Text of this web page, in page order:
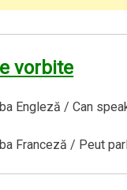
vorbite
Engleză / Can
Franceză / Peut